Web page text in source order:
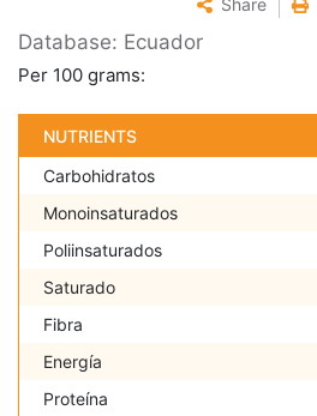
Share
Database: Ecuador
Per 100 grams:
NUTRIENTS
Carbohidratos
Monoinsaturados
Poliinsaturados
Saturado
Fibra
Energía
Proteína